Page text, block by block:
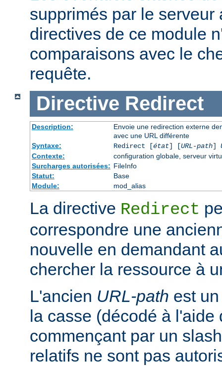
supprimés par le serveur
directives de ce module
comparaisons avec le
requête.
Directive Redirect
Description:
Envoie une redirection externe
avec une URL différente
Syntaxe:
Redirect [état] [URL-path]
Contexte:
configuration globale, serveur
Surcharges autorisées: FileInfo
Statut:
Base
Module:
mod_alias
La directive Redirect
correspondre une
nouvelle en demandant
chercher la ressource à
L'ancien URL-path est
la casse (décodé à l'aide
commençant par un
relatifs ne sont pas